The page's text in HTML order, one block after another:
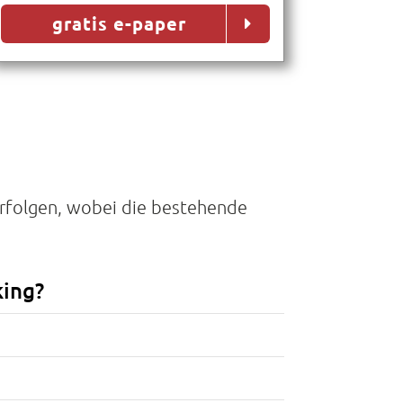
gratis e-paper
wobei die bestehende